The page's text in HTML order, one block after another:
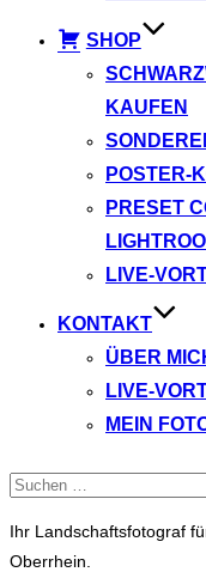
SHOP
KAUFEN
POSTER-
PRESET
LIVE-
KONTAKT
ÜBER
LIVE-
MEIN
Suchen
nach:
Ihr Landschaftsfotograf
Oberrhein.